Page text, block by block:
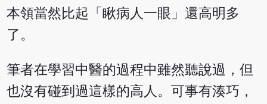
本領當然比起「瞅病人一眼」還高明多
了。
筆者在學習中醫的過程中雖然聽說過，但
也沒有碰到過這樣的高人。可事有湊巧，